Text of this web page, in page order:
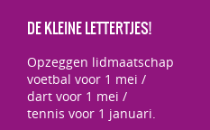
DE KLEINE LETTERTJES!
Opzeggen lidmaatschap
voetbal voor 1 mei /
dart voor 1 mei /
tennis voor 1 januari.